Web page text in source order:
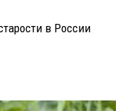
в России